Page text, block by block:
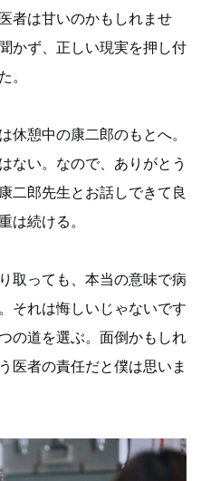
者は甘いのかもしれませ
かず、正しい現実を押し付
。
休憩中の康二郎のもとへ。
ない。なので、ありがとう
二郎先生とお話しできて良
は続ける。
取っても、本当の意味で病
それは悔しいじゃないです
の道を選ぶ。面倒かもしれ
医者の責任だと僕は思いま